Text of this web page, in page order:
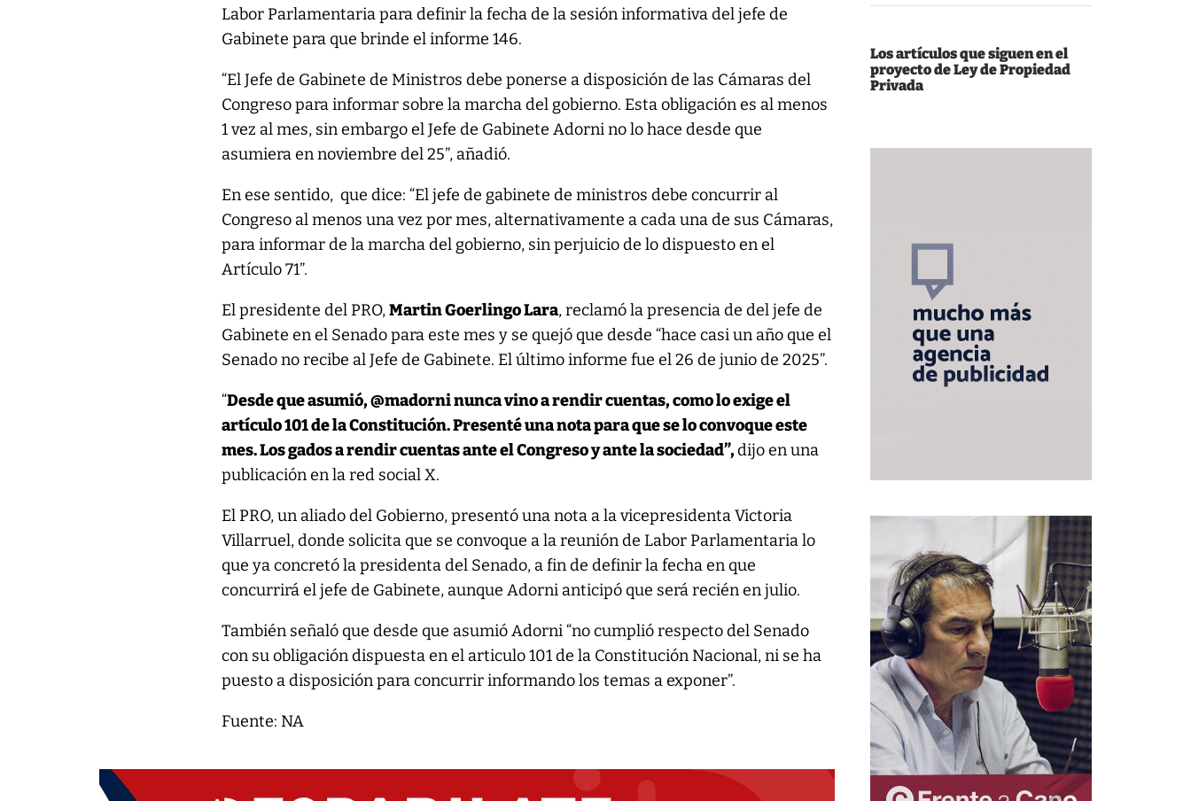
Los artículos que siguen en el
proyecto de Ley de Propiedad
Privada
Labor Parlamentaria para definir la fecha de la sesión informativa del jefe de
Gabinete para que brinde el informe 146.
“El Jefe de Gabinete de Ministros debe ponerse a disposición de las Cámaras del
Congreso para informar sobre la marcha del gobierno. Esta obligación es al menos
1 vez al mes, sin embargo el Jefe de Gabinete Adorni no lo hace desde que
asumiera en noviembre del 25”, añadió.
En ese sentido, que dice: “El jefe de gabinete de ministros debe concurrir al
Congreso al menos una vez por mes, alternativamente a cada una de sus Cámaras,
para informar de la marcha del gobierno, sin perjuicio de lo dispuesto en el
Artículo 71”.
El presidente del PRO,Martin Goerlingo Lara, reclamó la presencia de del jefe de
Gabinete en el Senado para este mes y se quejó que desde “hace casi un año que el
Senado no recibe al Jefe de Gabinete. El último informe fue el 26 de junio de 2025”.
“Desde que asumió, @madorni nunca vino a rendir cuentas, como lo exige el
artículo 101 de la Constitución. Presenté una nota para que se lo convoque este
mes. Los gados a rendir cuentas ante el Congreso y ante la sociedad”,dijo en una
publicación en la red social X.
El PRO, un aliado del Gobierno, presentó una nota a la vicepresidenta Victoria
Villarruel, donde solicita que se convoque a la reunión de Labor Parlamentaria lo
que ya concretó la presidenta del Senado, a fin de definir la fecha en que
concurrirá el jefe de Gabinete, aunque Adorni anticipó que será recién en julio.
También señaló que desde que asumió Adorni “no cumplió respecto del Senado
con su obligación dispuesta en el articulo 101 de la Constitución Nacional, ni se ha
puesto a disposición para concurrir informando los temas a exponer”.
Fuente: NA